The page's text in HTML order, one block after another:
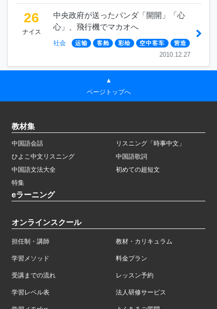
26
ナイス
中央政府が送ったパンダ「開開」「心
心」、飛行機でマカオへ
社会 运输 客舱 彩绘 空中客车 营造
2010.12.27
▲
ページトップへ
教材集
中国語会話
リスニング「時事中文」
ひよこ中文リスニング
中国語歌詞
中国語文法大全
初めての超短文
特集
eラーニング
オンラインスクール
担任制・講師 教材・カリキュラム
学習メソッド 料金プラン
受講までの流れ レッスン予約
学習レベル表 法人研修サービス